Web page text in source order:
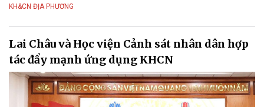
KH&CN ĐỊA PHƯƠNG
Lai Châu và Học viện Cảnh sát nhân dân hợp
tác đẩy mạnh ứng dụng KHCN